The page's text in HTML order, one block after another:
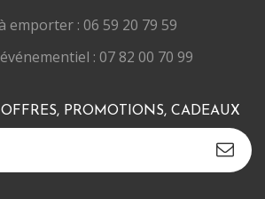
emporter : 06 59 20 79 59
: 07 82 00 70 99
PROMOTIONS, CADEAUX